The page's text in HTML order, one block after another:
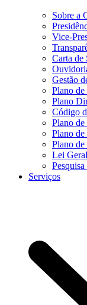
Sobre a
Vice-
Carta de
Gestão
Plano
Plano
Código
Plano
Plano
Plano
Lei
Serviços